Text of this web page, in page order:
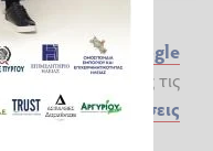
ilialive.gr στο
Google
πρώτοι όλες τις
Ειδήσεις